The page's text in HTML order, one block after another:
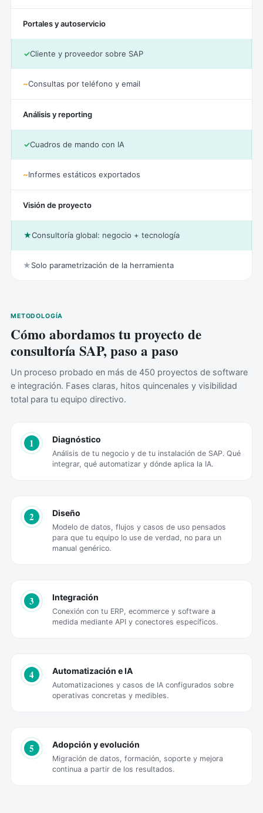
Portales y autoservicio
✓Cliente y proveedor sobre SAP
~Consultas por teléfono y email
Análisis y reporting
✓Cuadros de mando con IA
~Informes estáticos exportados
Visión de proyecto
★Consultoría global: negocio + tecnología
★Solo parametrización de la herramienta
METODOLOGÍA
Cómo abordamos tu proyecto de
consultoría SAP, paso a paso
Un proceso probado en más de 450 proyectos de software
e integración. Fases claras, hitos quincenales y visibilidad
total para tu equipo directivo.
1 Diagnóstico
Análisis de tu negocio y de tu instalación de SAP. Qué
integrar, qué automatizar y dónde aplica la IA.
2 Diseño
Modelo de datos, flujos y casos de uso pensados
para que tu equipo lo use de verdad, no para un
manual genérico.
3 Integración
Conexión con tu ERP, ecommerce y software a
medida mediante API y conectores específicos.
4 Automatización e IA
Automatizaciones y casos de IA configurados sobre
operativas concretas y medibles.
5 Adopción y evolución
Migración de datos, formación, soporte y mejora
continua a partir de los resultados.